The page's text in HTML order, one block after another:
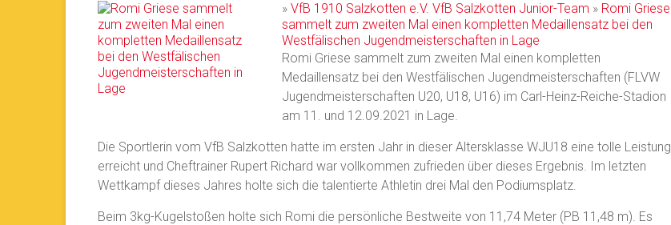
»VfB 1910 Salzkotten e.V. VfB Salzkotten Junior-Team » Romi Griese
sammelt zum zweiten Mal einen kompletten Medaillensatz bei den
Westfälischen Jugendmeisterschaften in Lage
Romi Griese sammelt zum zweiten Mal einen kompletten
Medaillensatz bei den Westfälischen Jugendmeisterschaften (FLVW
Jugendmeisterschaften U20, U18, U16) im Carl-Heinz-Reiche-Stadion
am 11. und 12.09.2021 in Lage.
Die Sportlerin vom VfB Salzkotten hatte im ersten Jahr in dieser Altersklasse WJU18 eine tolle Leistung
erreicht und Cheftrainer Rupert Richard war vollkommen zufrieden über dieses Ergebnis. Im letzten
Wettkampf dieses Jahres holte sich die talentierte Athletin drei Mal den Podiumsplatz.
Beim 3kg-Kugelstoßen holte sich Romi die persönliche Bestweite von 11,74 Meter (PB 11,48 m). Es